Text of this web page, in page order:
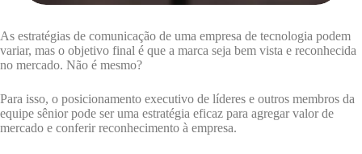
As estratégias de comunicação de uma empresa de tecnologia podem
variar, mas o objetivo final é que a marca seja bem vista e reconhecida
no mercado. Não é mesmo?
Para isso, o posicionamento executivo de líderes e outros membros da
equipe sênior pode ser uma estratégia eficaz para agregar valor de
mercado e conferir reconhecimento à empresa.